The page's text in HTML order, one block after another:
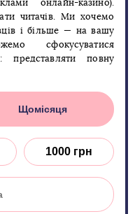
онлайн-казино).
читачів. Ми хочемо
і більше — на вашу
сфокусуватися
представляти повну
Щомісяця
1000 грн